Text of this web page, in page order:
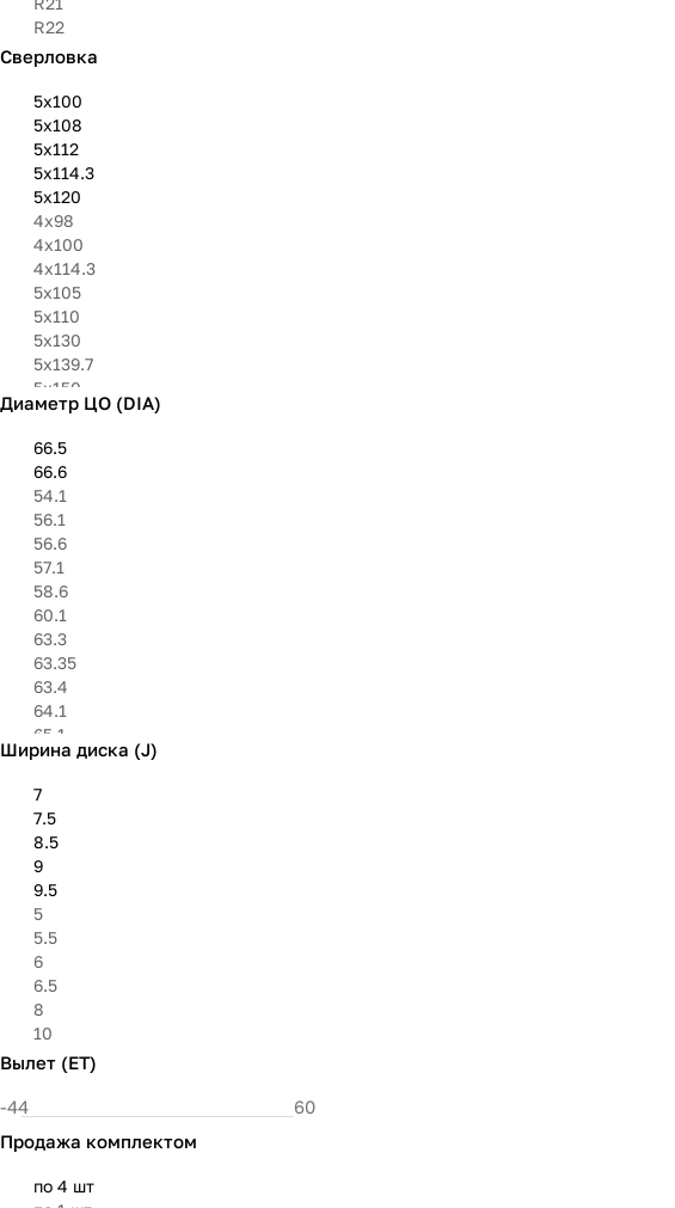
R22
Сверловка
5х100
5х108
5х112
5х114.3
5х120
4х98
4х100
4х114.3
5x105
5х110
5х130
5х139.7
5х150
6х114.3
6х139.7
9х100
Диаметр ЦО (DIA)
66.5
66.6
54.1
56.1
56.6
57.1
58.6
60.1
63.3
63.35
63.4
64.1
65.1
66.1
71.6
72.6
73.1
75
75.1
78.1
84.1
84.2
95.1
98
98.5
100.1
106.3
108
110
Ширина диска (J)
7
7.5
8.5
9
9.5
5
5.5
6
6.5
8
10
Вылет (ET)
Продажа комплектом
по 4 шт